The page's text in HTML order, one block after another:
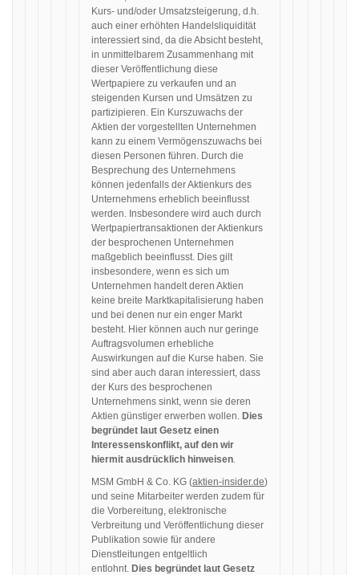
Kurs- und/oder Umsatzsteigerung, d.h.
auch einer erhöhten Handelsliquidität
interessiert sind, da die Absicht besteht,
in unmittelbarem Zusammenhang mit
dieser Veröffentlichung diese
Wertpapiere zu verkaufen und an
steigenden Kursen und Umsätzen zu
partizipieren. Ein Kurszuwachs der
Aktien der vorgestellten Unternehmen
kann zu einem Vermögenszuwachs bei
diesen Personen führen. Durch die
Besprechung des Unternehmens
können jedenfalls der Aktienkurs des
Unternehmens erheblich beeinflusst
werden. Insbesondere wird auch durch
Wertpapiertransaktionen der Aktienkurs
der besprochenen Unternehmen
maßgeblich beeinflusst. Dies gilt
insbesondere, wenn es sich um
Unternehmen handelt deren Aktien
keine breite Marktkapitalisierung haben
und bei denen nur ein enger Markt
besteht. Hier können auch nur geringe
Auftragsvolumen erhebliche
Auswirkungen auf die Kurse haben. Sie
sind aber auch daran interessiert, dass
der Kurs des besprochenen
Unternehmens sinkt, wenn sie deren
Aktien günstiger erwerben wollen. Dies
begründet laut Gesetz einen
Interessenskonflikt, auf den wir
hiermit ausdrücklich hinweisen.
MSM GmbH & Co. KG (aktien-insider.de)
und seine Mitarbeiter werden zudem für
die Vorbereitung, elektronische
Verbreitung und Veröffentlichung dieser
Publikation sowie für andere
Dienstleitungen entgeltlich
entlohnt. Dies begründet laut Gesetz